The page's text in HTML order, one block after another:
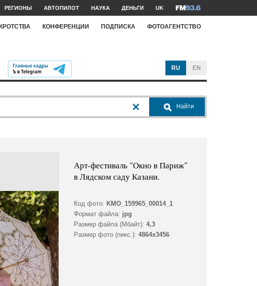
РЕГИОНЫ АВТОПИЛОТ НАУКА ДЕНЬГИ UK
КОНФЕРЕНЦИИ ПОДПИСКА ФОТОАГЕНТСТВО
RU EN
Найти
Арт-фестиваль "Окно в Париж"
в Лядском саду Казани.
Код фото: KMO_159965_00014_1
Формат файла: jpg
Размер файла (Мбайт): 4,3
Размер фото (пикс.): 4864x3456